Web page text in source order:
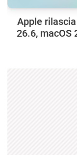
Apple
26.6, macOS